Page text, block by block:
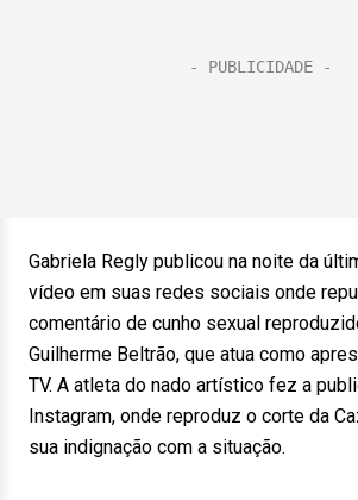
Gabriela Regly publicou na noite da
vídeo em suas redes sociais onde
comentário de cunho sexual
Guilherme Beltrão, que atua como
TV. A atleta do nado artístico fez a
Instagram, onde reproduz o corte da
sua indignação com a situação.